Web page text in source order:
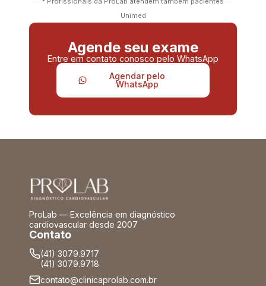
Unimed
Agende seu exame
Entre em contato conosco pelo WhatsApp
Agendar pelo
WhatsApp
ProLab — Excelência em diagnóstico
cardiovascular desde 2007
Contato
(41) 3079.9717
(41) 3079.9718
contato@clinicaprolab.com.br